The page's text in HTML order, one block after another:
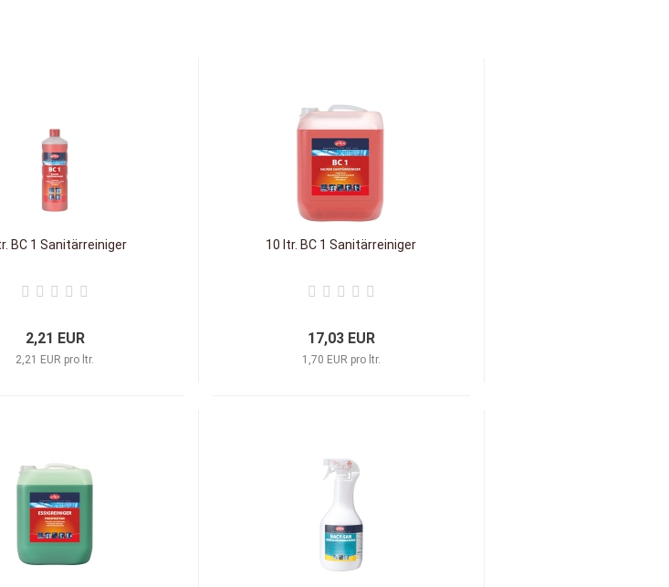
BC 1 Sanitärreiniger
2,21 EUR
2,21 EUR pro ltr.
10 ltr. BC 1 Sanitärreiniger
17,03 EUR
1,70 EUR pro ltr.